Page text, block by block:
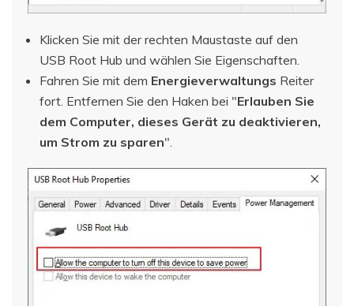
Klicken Sie mit der rechten Maustaste auf den
USB Root Hub und wählen Sie Eigenschaften.
Fahren Sie mit dem Energieverwaltungs Reiter
fort. Entfernen Sie den Haken bei "Erlauben Sie
dem Computer, dieses Gerät zu deaktivieren,
um Strom zu sparen".